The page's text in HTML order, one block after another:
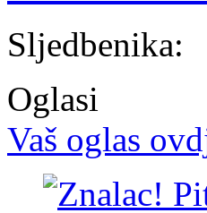
Sljedbenika:
Oglasi
Vaš oglas